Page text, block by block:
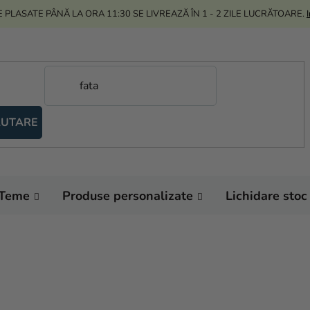
PLASATE PÂNĂ LA ORA 11:30 SE LIVREAZĂ ÎN 1 - 2 ZILE LUCRĂTOARE.
Produse personalizate Lichidare stoc